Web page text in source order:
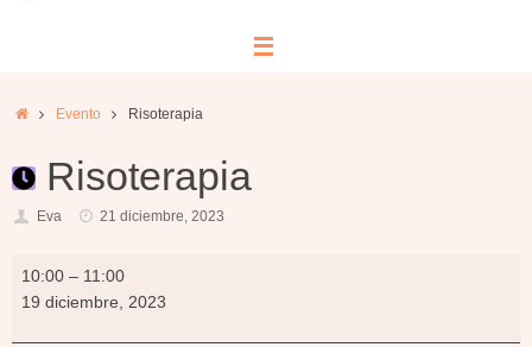
InicioEvento Risoterapia
Risoterapia
Eva 21 diciembre, 2023
Risoterapia
10:00 – 11:00
19 diciembre, 2023